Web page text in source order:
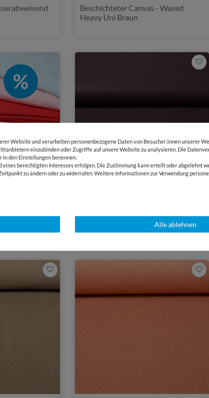
Beschichteter Canvas - Waxed
Heavy Uni Braun
Mehr Varianten
Canvas Johann - Wasserabweisend
Dunkelbraun Garngefärbt
Website und verarbeiten personenbezogene Daten von Besucher:innen unserer
einzubinden oder Zugriffe auf unsere Website zu analysieren. Die
den Einstellungen benennen.
berechtigten Interesses erfolgen. Die Zustimmung kann erteilt oder abgelehnt
zu ändern oder zu widerrufen. Weitere Informationen zur Verwendung
Alle ablehnen